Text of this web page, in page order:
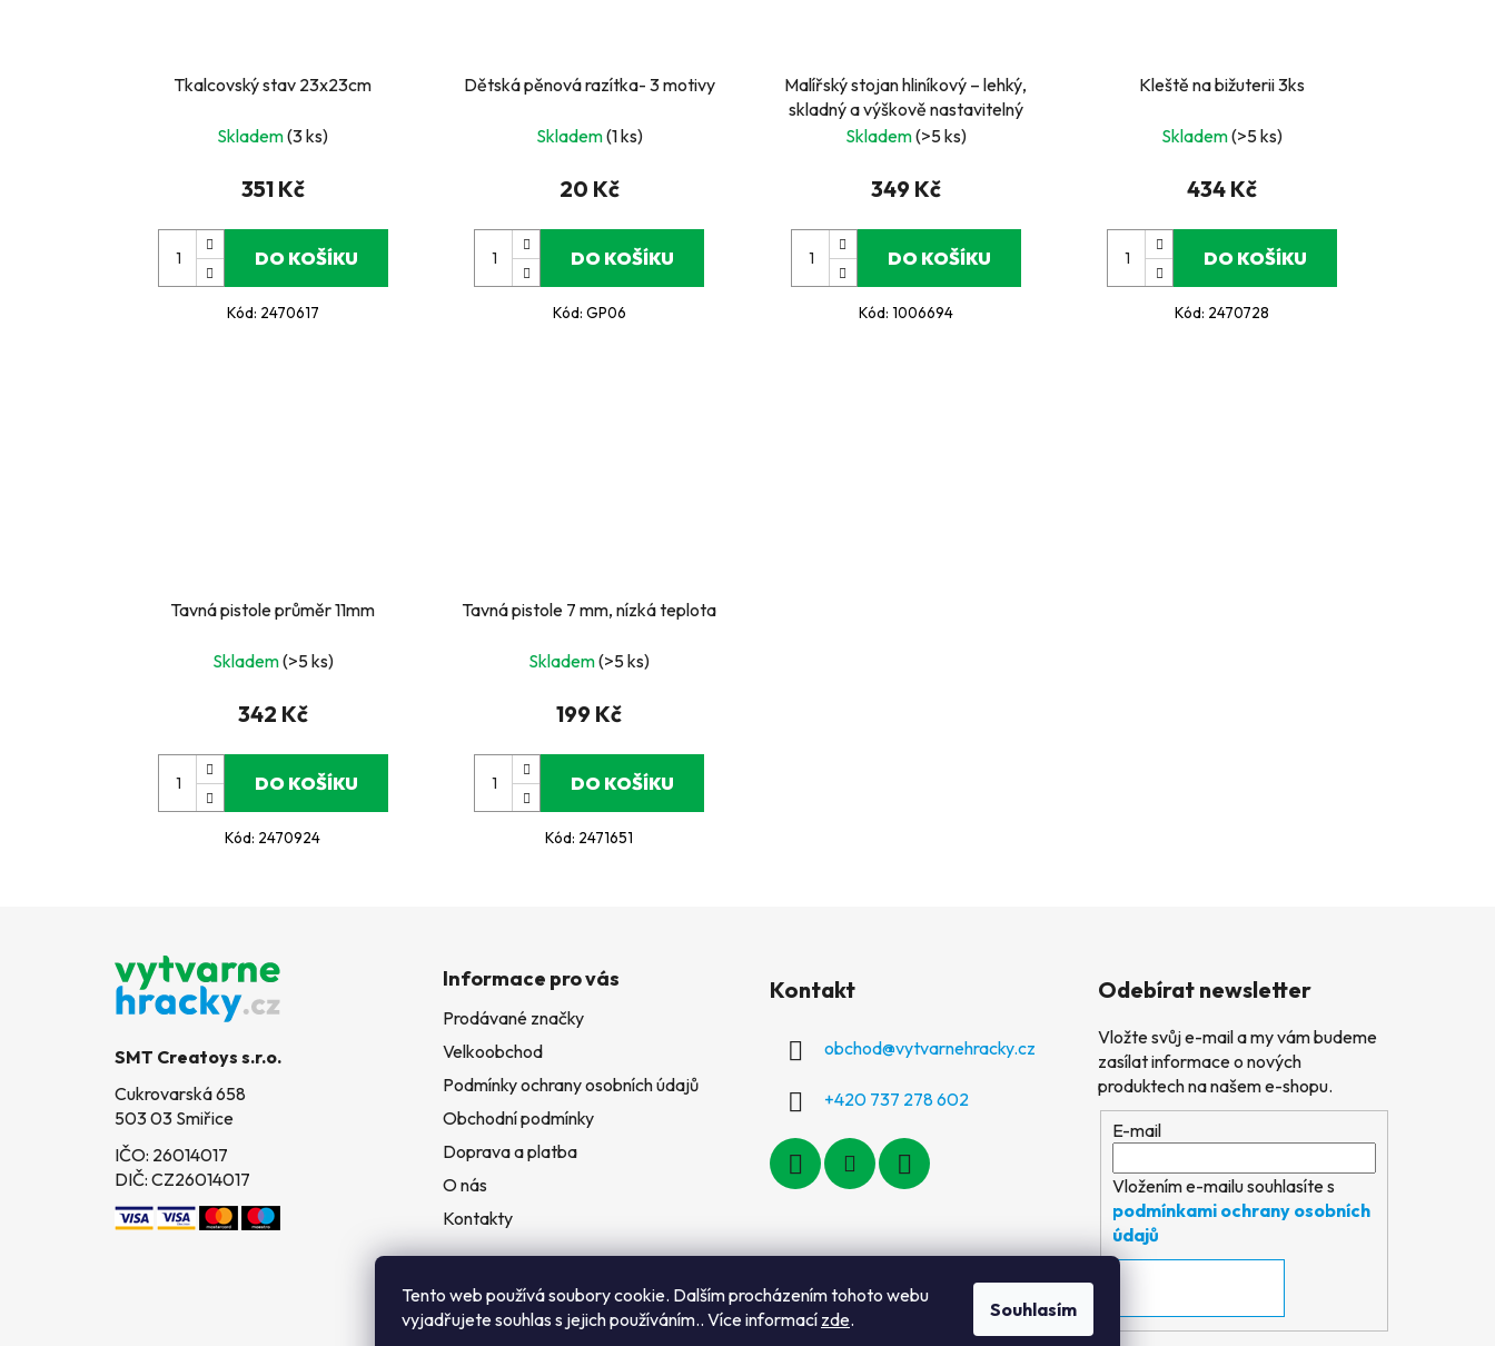
Tento web používá soubory cookie. Dalším procházením tohoto webu
vyjadřujete souhlas s jejich používáním.. Více informací zde. Souhlasím
Tkalcovský stav 23x23cm
Skladem(3 ks)
351 Kč
DO KOŠÍKU
Kód: 2470617
Dětská pěnová razítka- 3 motivy
Skladem(1 ks)
20 Kč
DO KOŠÍKU
Kód: GP06
Malířský stojan hliníkový – lehký,
skladný a výškově nastavitelný
Skladem(>5 ks)
349 Kč
DO KOŠÍKU
Kód: 1006694
Kleště na bižuterii 3ks
Skladem(>5 ks)
434 Kč
DO KOŠÍKU
Kód: 2470728
Tavná pistole průměr 11mm
Skladem(>5 ks)
342 Kč
DO KOŠÍKU
Kód: 2470924
Tavná pistole 7 mm, nízká teplota
Skladem(>5 ks)
199 Kč
DO KOŠÍKU
Kód: 2471651
SMT Creatoys s.r.o.
Cukrovarská 658
503 03 Smiřice
IČO: 26014017
DIČ: CZ26014017
Informace pro vás
Prodávané značky
Velkoobchod
Podmínky ochrany osobních údajů
Obchodní podmínky
Doprava a platba
O nás
Kontakty
Kontakt
obchod@vytvarnehracky.cz
+420 737 278 602
Odebírat newsletter
Vložte svůj e-mail a my vám budeme
zasílat informace o nových
produktech na našem e-shopu.
E-mail
Vložením e-mailu souhlasíte s
podmínkami ochrany osobních
údajů